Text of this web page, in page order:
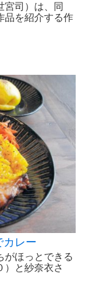
宮司）は、同
品を紹介する作
カレー
がほっとできる
）と紗奈衣さ